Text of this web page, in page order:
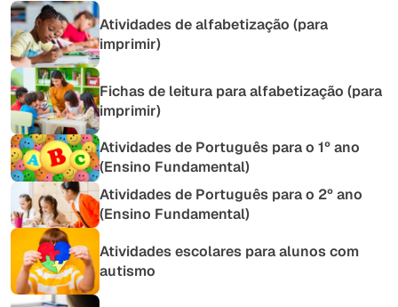
Atividades de alfabetização (para
imprimir)
Fichas de leitura para alfabetização (para
imprimir)
Atividades de Português para o 1º ano
(Ensino Fundamental)
Atividades de Português para o 2º ano
(Ensino Fundamental)
Atividades escolares para alunos com
autismo